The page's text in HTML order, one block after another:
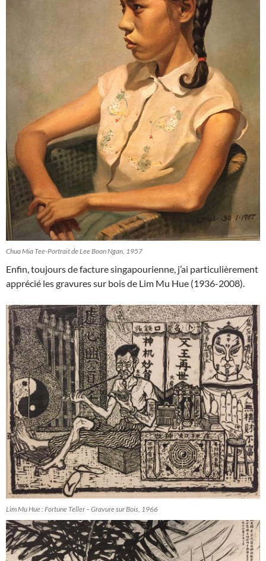
Chua Mia Tee-Portrait de Lee Boon Ngan, 1957
Enfin, toujours de facture singapourienne, j’ai particulièrement
apprécié les gravures sur bois de Lim Mu Hue (1936-2008).
Lim Mu Hue : Fortune Teller – Gravure sur Bois, 1966